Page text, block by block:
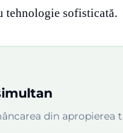
tehnologie sofisticată.
din apropierea